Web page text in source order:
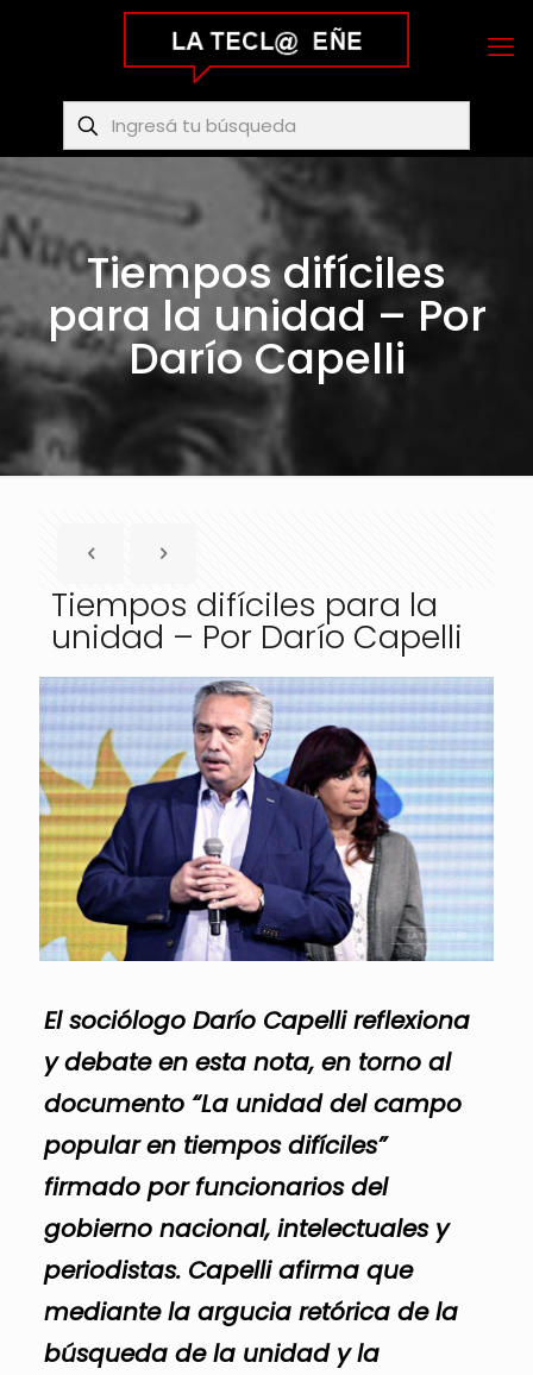
Tiempos difíciles
para la unidad – Por
Darío Capelli
Tiempos difíciles para la
unidad – Por Darío Capelli
El sociólogo Darío Capelli reflexiona
y debate en esta nota, en torno al
documento “La unidad del campo
popular en tiempos difíciles”
firmado por funcionarios del
gobierno nacional, intelectuales y
periodistas. Capelli afirma que
mediante la argucia retórica de la
búsqueda de la unidad y la